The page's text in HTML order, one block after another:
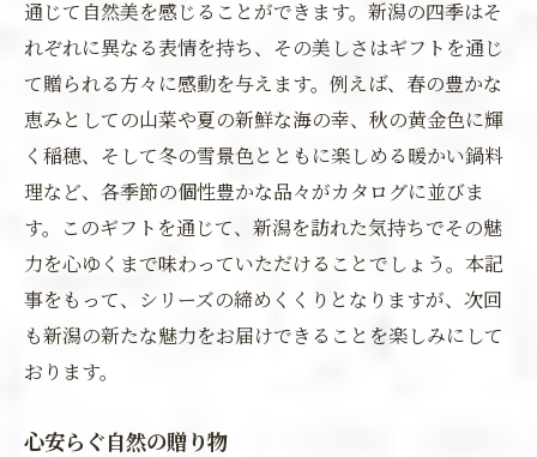
通じて自然美を感じることができます。新潟の四季はそ
れぞれに異なる表情を持ち、その美しさはギフトを通じ
て贈られる方々に感動を与えます。例えば、春の豊かな
恵みとしての山菜や夏の新鮮な海の幸、秋の黄金色に輝
く稲穂、そして冬の雪景色とともに楽しめる暖かい鍋料
理など、各季節の個性豊かな品々がカタログに並びま
す。このギフトを通じて、新潟を訪れた気持ちでその魅
力を心ゆくまで味わっていただけることでしょう。本記
事をもって、シリーズの締めくくりとなりますが、次回
も新潟の新たな魅力をお届けできることを楽しみにして
おります。
心安らぐ自然の贈り物